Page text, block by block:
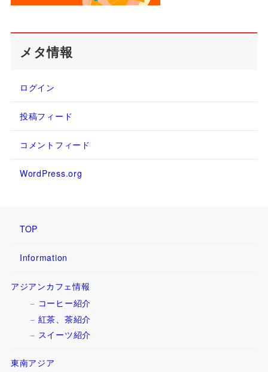
メタ情報
ログイン
投稿フィード
コメントフィード
WordPress.org
TOP
Information
アジアンカフェ情報
コーヒー紹介
紅茶、茶紹介
スイーツ紹介
東南アジア